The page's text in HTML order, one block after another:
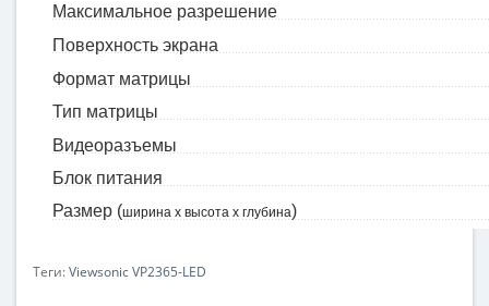
Максимальное разрешение
Поверхность экрана
Формат матрицы
Тип матрицы
Видеоразъемы
Блок питания
Размер (ширина x высота x глубина)
Теги:Viewsonic VP2365-LED